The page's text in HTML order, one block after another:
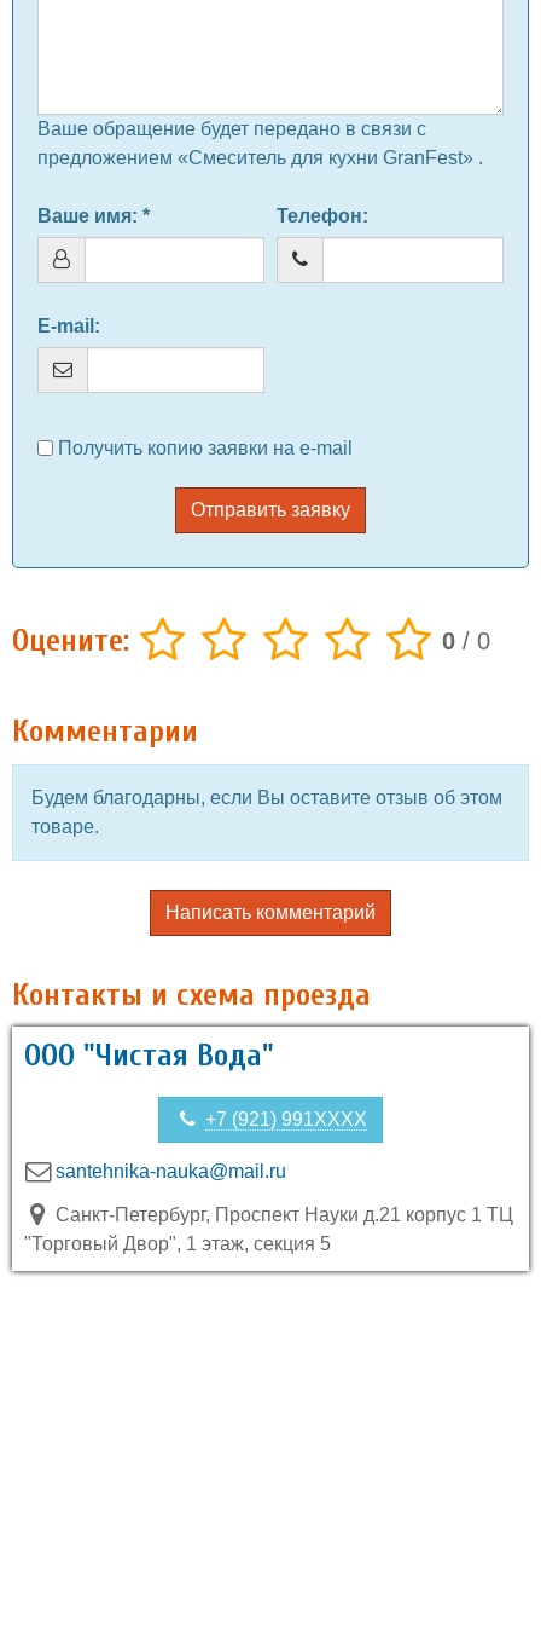
Ваше обращение будет передано в связи с
предложением «Смеситель для кухни GranFest» .
Ваше имя: * Телефон:
E-mail :
Получить копию заявки на e-mail
Отправить заявку
Оцените: 0 / 0
Комментарии
Будем благодарны, если Вы оставите отзыв об этом
товаре.
Написать комментарий
Контакты и схема проезда
ООО "Чистая Вода"
+7 (921) 991XXXX
santehnika-nauka@mail.ru
Санкт-Петербург, Проспект Науки д.21 корпус 1 ТЦ
"Торговый Двор", 1 этаж, секция 5